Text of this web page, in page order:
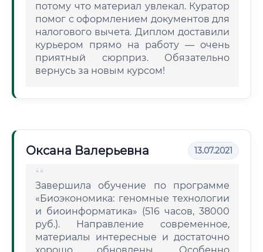
потому что материал увлекал. Куратор
помог с оформлением документов для
налогового вычета. Диплом доставили
курьером прямо на работу — очень
приятный сюрприз. Обязательно
вернусь за новым курсом!
Оксана Валерьевна 13.07.2021
Завершила обучение по программе
«Биоэкономика: геномные технологии
и биоинформатика» (516 часов, 38000
руб.). Направление современное,
материалы интересные и достаточно